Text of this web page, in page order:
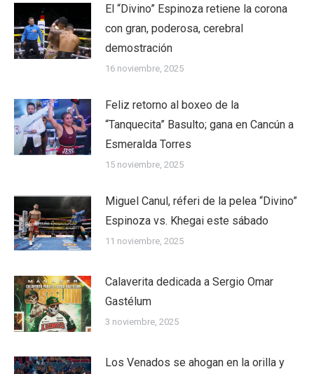
El “Divino” Espinoza retiene la corona
con gran, poderosa, cerebral
demostración
16 noviembre, 2025
Feliz retorno al boxeo de la
“Tanquecita” Basulto; gana en Cancún a
Esmeralda Torres
15 noviembre, 2025
Miguel Canul, réferi de la pelea “Divino”
Espinoza vs. Khegai este sábado
11 noviembre, 2025
Calaverita dedicada a Sergio Omar
Gastélum
3 noviembre, 2025
Los Venados se ahogan en la orilla y